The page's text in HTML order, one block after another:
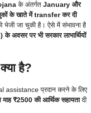
के अंतर्गत January और
के खाते में transfer कर दी
भेजी जा चुकी है। ऐसे में संभावना है
पर भी सरकार लाभार्थियों
है?
assistance प्रदान करने के लिए
माह ₹2500 की आर्थिक सहायतादी